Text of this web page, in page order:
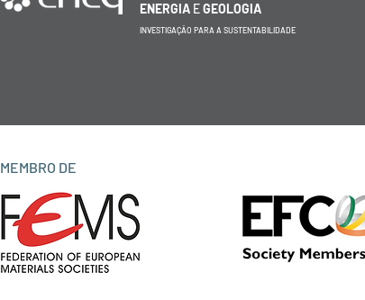
ENERGIA EGEOLOGIA
INVESTIGAÇÃO PARA A SUSTENTABILIDADE
MEMBRO DE